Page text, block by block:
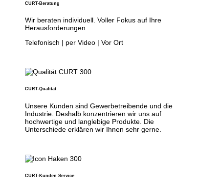
CURT-Beratung
Wir beraten individuell. Voller Fokus auf Ihre
Herausforderungen.
Telefonisch | per Video | Vor Ort
CURT-Qualität
Unsere Kunden sind Gewerbetreibende und die
Industrie. Deshalb konzentrieren wir uns auf
hochwertige und langlebige Produkte. Die
Unterschiede erklären wir Ihnen sehr gerne.
CURT-Kunden Service